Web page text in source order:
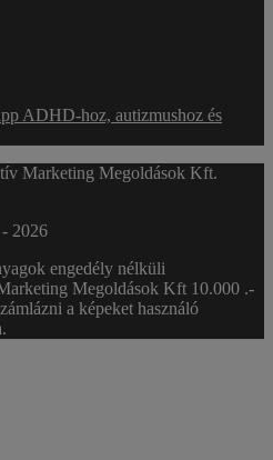
ADHD-hoz, autizmushoz és
Marketing Megoldások Kft.
2026
engedély nélküli
Megoldások Kft 10.000 .-
a képeket használó